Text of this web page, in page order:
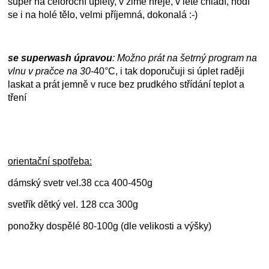
se i na holé tělo, velmi příjemná, dokonalá :-)
se superwash úpravou: Možno prát na šetrný program na
vlnu v pračce na30-40°C, i tak doporučuji si úplet raději
laskat a prát jemně v ruce bez prudkého střídání teplot a
tření
orientační spotřeba:
dámský svetr vel.38 cca 400-450g
svetřík dětký vel. 128 cca 300g
ponožky dospělé 80-100g (dle velikosti a výšky)